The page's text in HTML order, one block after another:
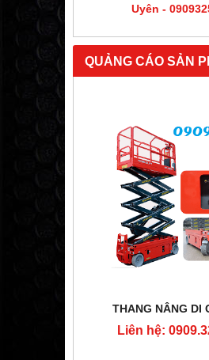
Uyên -
QUẢNG CÁO SẢN
THANG NÂNG DI
Liên hệ: